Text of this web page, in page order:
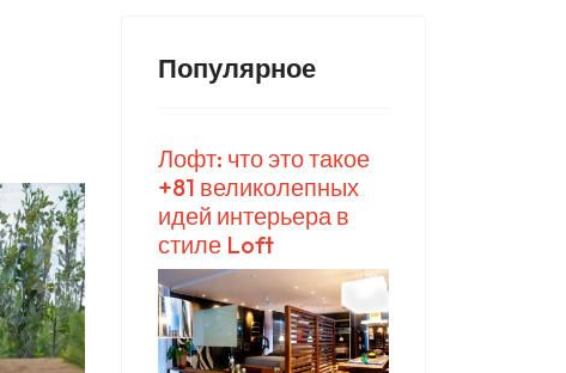
Популярное
Лофт: что это такое
+81 великолепных
идей интерьера в
стиле Loft